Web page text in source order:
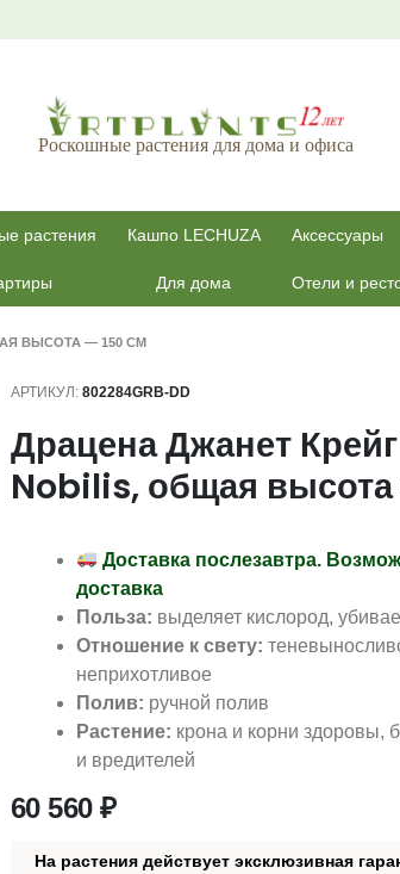
Роскошные растения для дома и офиса
растения Кашпо LECHUZA Аксессуары
Для дома Отели и
ВЫСОТА — 150 СМ
АРТИКУЛ: 802284GRB-DD
Драцена Джанет
Nobilis, общая
Доставка послезавтра.
доставка
Польза: выделяет кислород,
Отношение к свету:
неприхотливое
Полив: ручной полив
Растение: крона и корни здоровы,
и вредителей
60 560₽
На растения действует эксклюзивная